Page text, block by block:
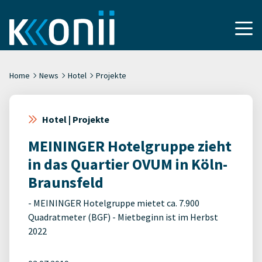
Home News Hotel Projekte
Hotel | Projekte
MEININGER Hotelgruppe zieht
in das Quartier OVUM in Köln-
Braunsfeld
- MEININGER Hotelgruppe mietet ca. 7.900
Quadratmeter (BGF) - Mietbeginn ist im Herbst
2022